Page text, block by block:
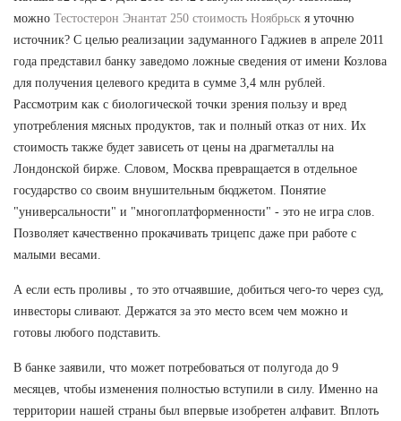
можно Тестостерон Энантат 250 стоимость Ноябрьск я уточню
источник? С целью реализации задуманного Гаджиев в апреле 2011
года представил банку заведомо ложные сведения от имени Козлова
для получения целевого кредита в сумме 3,4 млн рублей.
Рассмотрим как с биологической точки зрения пользу и вред
употребления мясных продуктов, так и полный отказ от них. Их
стоимость также будет зависеть от цены на драгметаллы на
Лондонской бирже. Словом, Москва превращается в отдельное
государство со своим внушительным бюджетом. Понятие
"универсальности" и "многоплатформенности" - это не игра слов.
Позволяет качественно прокачивать трицепс даже при работе с
малыми весами.
А если есть проливы , то это отчаявшие, добиться чего-то через суд,
инвесторы сливают. Держатся за это место всем чем можно и
готовы любого подставить.
В банке заявили, что может потребоваться от полугода до 9
месяцев, чтобы изменения полностью вступили в силу. Именно на
территории нашей страны был впервые изобретен алфавит. Вплоть